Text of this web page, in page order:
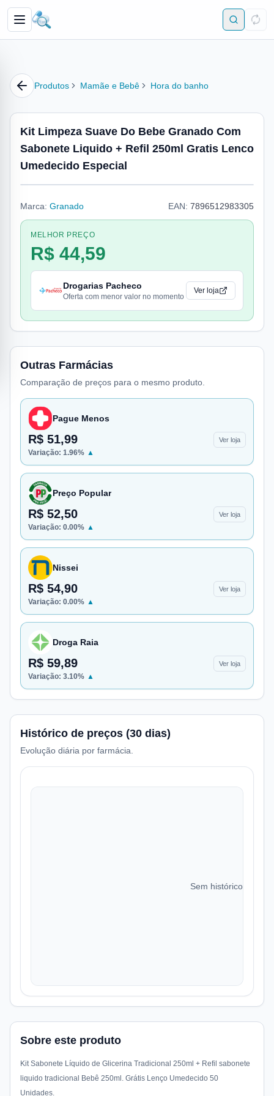
Produtos Mamãe e Bebê Hora do banho
Kit Limpeza Suave Do Bebe Granado Com
Sabonete Liquido + Refil 250ml Gratis Lenco
Umedecido Especial
Marca: Granado EAN: 7896512983305
MELHOR PREÇO
R$ 44,59
Drogarias Pacheco
Oferta com menor valor no momento
Ver loja
Outras Farmácias
Comparação de preços para o mesmo produto.
Pague Menos
R$ 51,99 Ver loja
Variação: 1.96% ▲
Preço Popular
R$ 52,50 Ver loja
Variação: 0.00% ▲
Nissei
R$ 54,90 Ver loja
Variação: 0.00% ▲
Droga Raia
R$ 59,89 Ver loja
Variação: 3.10% ▲
Histórico de preços (30 dias)
Evolução diária por farmácia.
Sem histórico de
Sobre este produto
Kit Sabonete Líquido de Glicerina Tradicional 250ml + Refil sabonete
liquido tradicional Bebê 250ml. Grátis Lenço Umedecido 50
Unidades.